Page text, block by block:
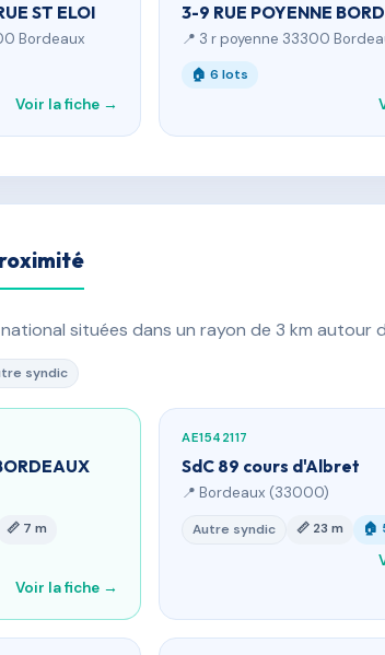
ST ELOI
Bordeaux
Voir la fiche →
3-9 RUE POYENNE
📍 3 r poyenne 33300
🏠 6 lots
situées dans un rayon de 3 km autour
syndic
📏 7 m
Voir la fiche →
AE1542117
SdC 89 cours d'Albret
📍 Bordeaux (33000)
Autre syndic 📏 23 m 🏠